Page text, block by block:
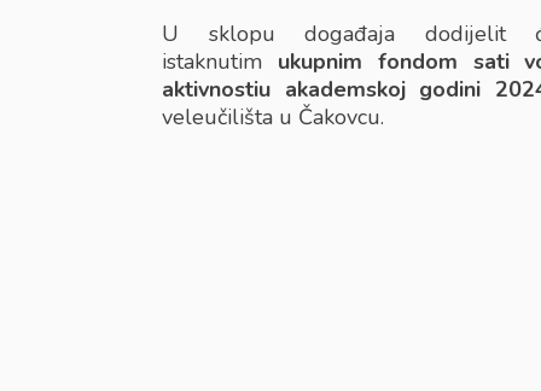
U sklopu događaja dodijelit
istaknutim ukupnim fondom sati
aktivnostiu akademskoj godini
veleučilišta u Čakovcu.